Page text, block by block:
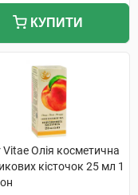
КУПИТИ
Vitae Олія косметична
кісточок 25 мл 1